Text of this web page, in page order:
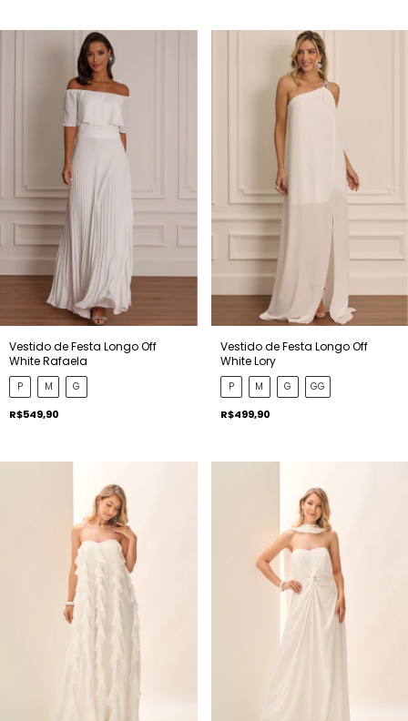
Vestido de Festa Longo Off
White Rafaela
P M G
R$549,90
Vestido de Festa Longo Off
White Lory
P M G GG
R$499,90